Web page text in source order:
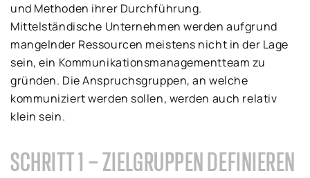
und Methoden ihrer Durchführung.
Mittelständische Unternehmen werden aufgrund
mangelnder Ressourcen meistens nicht in der Lage
sein, ein Kommunikationsmanagementteam zu
gründen. Die Anspruchsgruppen, an welche
kommuniziert werden sollen, werden auch relativ
klein sein.
SCHRITT 1 – ZIELGRUPPEN DEFINIEREN